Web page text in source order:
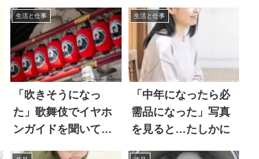
生活と仕事
「吹きそうになっ
た」歌舞伎でイヤホ
ンガイドを聞いてい
生活と仕事
「中年になったら必
需品になった」写真
を見ると…たしかに